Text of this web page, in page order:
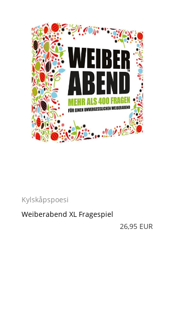
Kylskåpspoesi
Weiberabend XL Fragespiel
26,95 EUR